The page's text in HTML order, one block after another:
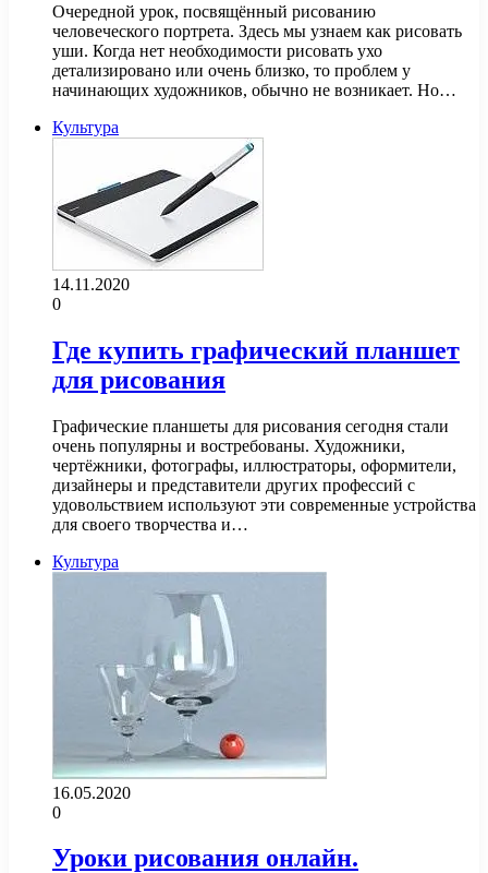
Очередной урок, посвящённый рисованию
человеческого портрета. Здесь мы узнаем как рисовать
уши. Когда нет необходимости рисовать ухо
детализировано или очень близко, то проблем у
начинающих художников, обычно не возникает. Но…
Культура
14.11.2020
0
Где купить графический планшет
для рисования
Графические планшеты для рисования сегодня стали
очень популярны и востребованы. Художники,
чертёжники, фотографы, иллюстраторы, оформители,
дизайнеры и представители других профессий с
удовольствием используют эти современные устройства
для своего творчества и…
Культура
16.05.2020
0
Уроки рисования онлайн.